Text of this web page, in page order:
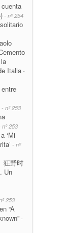
- nº 254
Italia -
- nº 253
nº 253
‘Mi
- nº
狂野时
Un
253
“A
-